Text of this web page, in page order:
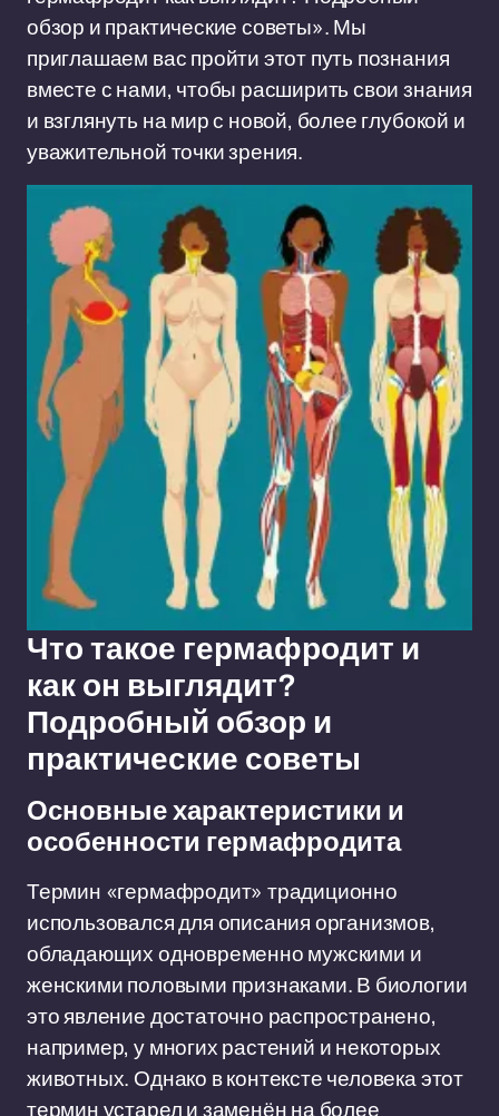
обзор и практические советы». Мы
приглашаем вас пройти этот путь познания
вместе с нами, чтобы расширить свои знания
и взглянуть на мир с новой, более глубокой и
уважительной точки зрения.
Что такое гермафродит и
как он выглядит?
Подробный обзор и
практические советы
Основные характеристики и
особенности гермафродита
Термин «гермафродит» традиционно
использовался для описания организмов,
обладающих одновременно мужскими и
женскими половыми признаками. В биологии
это явление достаточно распространено,
например, у многих растений и некоторых
животных. Однако в контексте человека этот
термин устарел и заменён на более